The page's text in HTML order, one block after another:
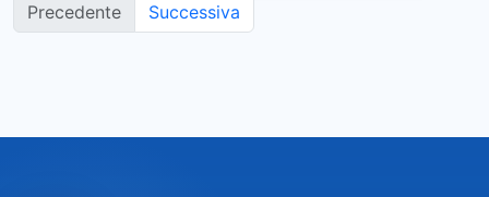
Precedente Successiva